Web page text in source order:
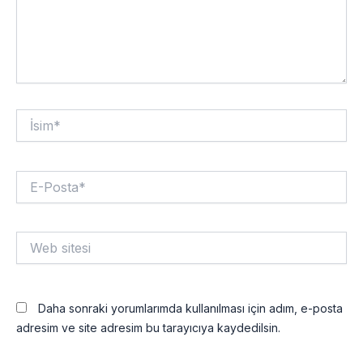
İsim*
Posta*
sitesi
Daha sonraki yorumlarımda kullanılması için adım, e-posta
adresim ve site adresim bu tarayıcıya kaydedilsin.